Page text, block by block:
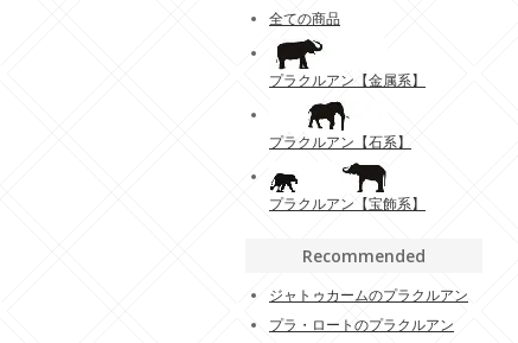
全ての商品
プラクルアン【金属系】
プラクルアン【石系】
プラクルアン【宝飾系】
Recommended
ジャトゥカームのプラクルアン
プラ・ロートのプラクルアン